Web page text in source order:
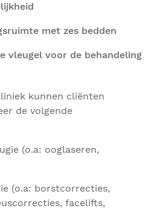
met zes bedden
vleugel voor de behandeling
kunnen cliënten
de volgende
(o.a: ooglaseren,
(o.a: borstcorrecties,
facelifts,